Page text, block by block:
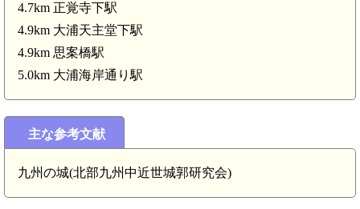
4.7km 正覚寺下駅
4.9km 大浦天主堂下駅
4.9km 思案橋駅
5.0km 大浦海岸通り駅
主な参考文献
九州の城(北部九州中近世城郭研究会)